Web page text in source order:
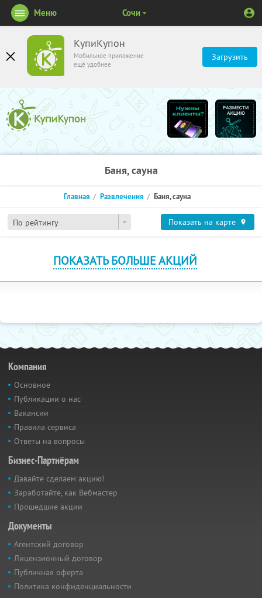
КупиКупон
Мобильное приложение
ещё удобнее
Загрузить
Меню Сочи
Баня, сауна
По рейтингу
Главная Развлечения Баня, сауна
Показать на карте
ПОКАЗАТЬ БОЛЬШЕ АКЦИЙ
Компания
Основное
Публикации о нас
Вакансии
Правила сервиса
Ответы на вопросы
Бизнес-Партнёрам
Давайте сделаем акцию!
Заработайте, как Вебмастер
Прошедшие акции
Документы
Агентский договор
Лицензионный договор
Публичная оферта
Политика конфиденциальности